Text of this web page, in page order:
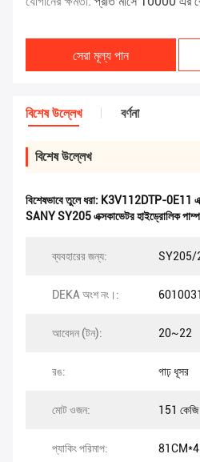
সেরা মূল্য পান
বিশেষ উল্লেখ বর্ণনা
বিশেষ উল্লেখ
বিশেষভাবে তুলে ধরা: K3V112DTP-0E11
SANY SY205 এক্সকাভেটর হাইড্রোলিক পাম্প
ব্যবহারের জন্য: SY205/
DEKA অংশ নং।:
আবেদন (টন): 20~22
রঙ: গাঢ় ধূসর
মোট ওজন: 151 কেজি
প্যাকিং পরিমাপ: